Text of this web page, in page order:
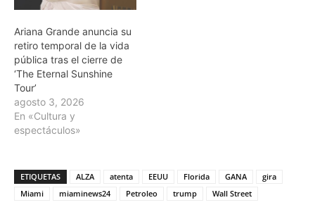
Ariana Grande anuncia su
retiro temporal de la vida
pública tras el cierre de
‘The Eternal Sunshine
Tour’
agosto 3, 2026
En «Cultura y
espectáculos»
ETIQUETAS ALZA atenta EEUU Florida GANA
gira
Miami
miaminews24 Petroleo trump Wall Street